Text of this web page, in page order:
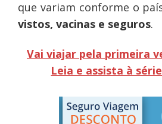
que variam conforme o
vistos, vacinas e seguros.
Vai viajar pela primeira
Leia e assista à